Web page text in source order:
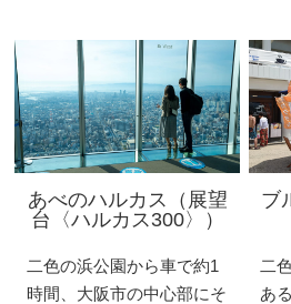
あべのハルカス（展望
台〈ハルカス300〉）
二色の浜公園から車で約1
時間、大阪市の中心部にそ
ブ
二
あ